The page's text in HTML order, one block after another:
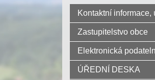
Kontaktní informace,
Zastupitelstvo obce
Elektronická
ÚŘEDNÍ DESKA